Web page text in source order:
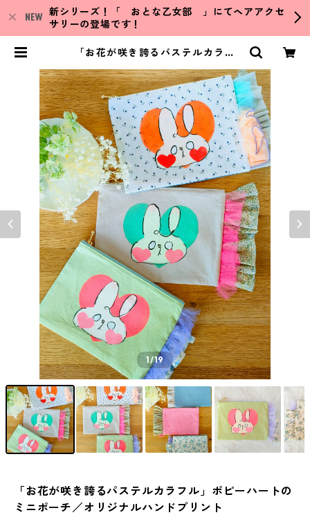
新シリーズ！「 おとな乙女部 」にてヘアアクセ
サリーの登場です！
「お花が咲き誇るパステルカラフ
リジナルハンドプリント | DearFU
N!tasy／ディアファンタジー ハン
ドメイド雑貨／イラスト
1/19
「お花が咲き誇るパステルカラフル」ポピーハートの
ミニポーチ／オリジナルハンドプリント